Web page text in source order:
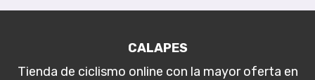
CALAPES
Tienda de ciclismo online con la mayor oferta en